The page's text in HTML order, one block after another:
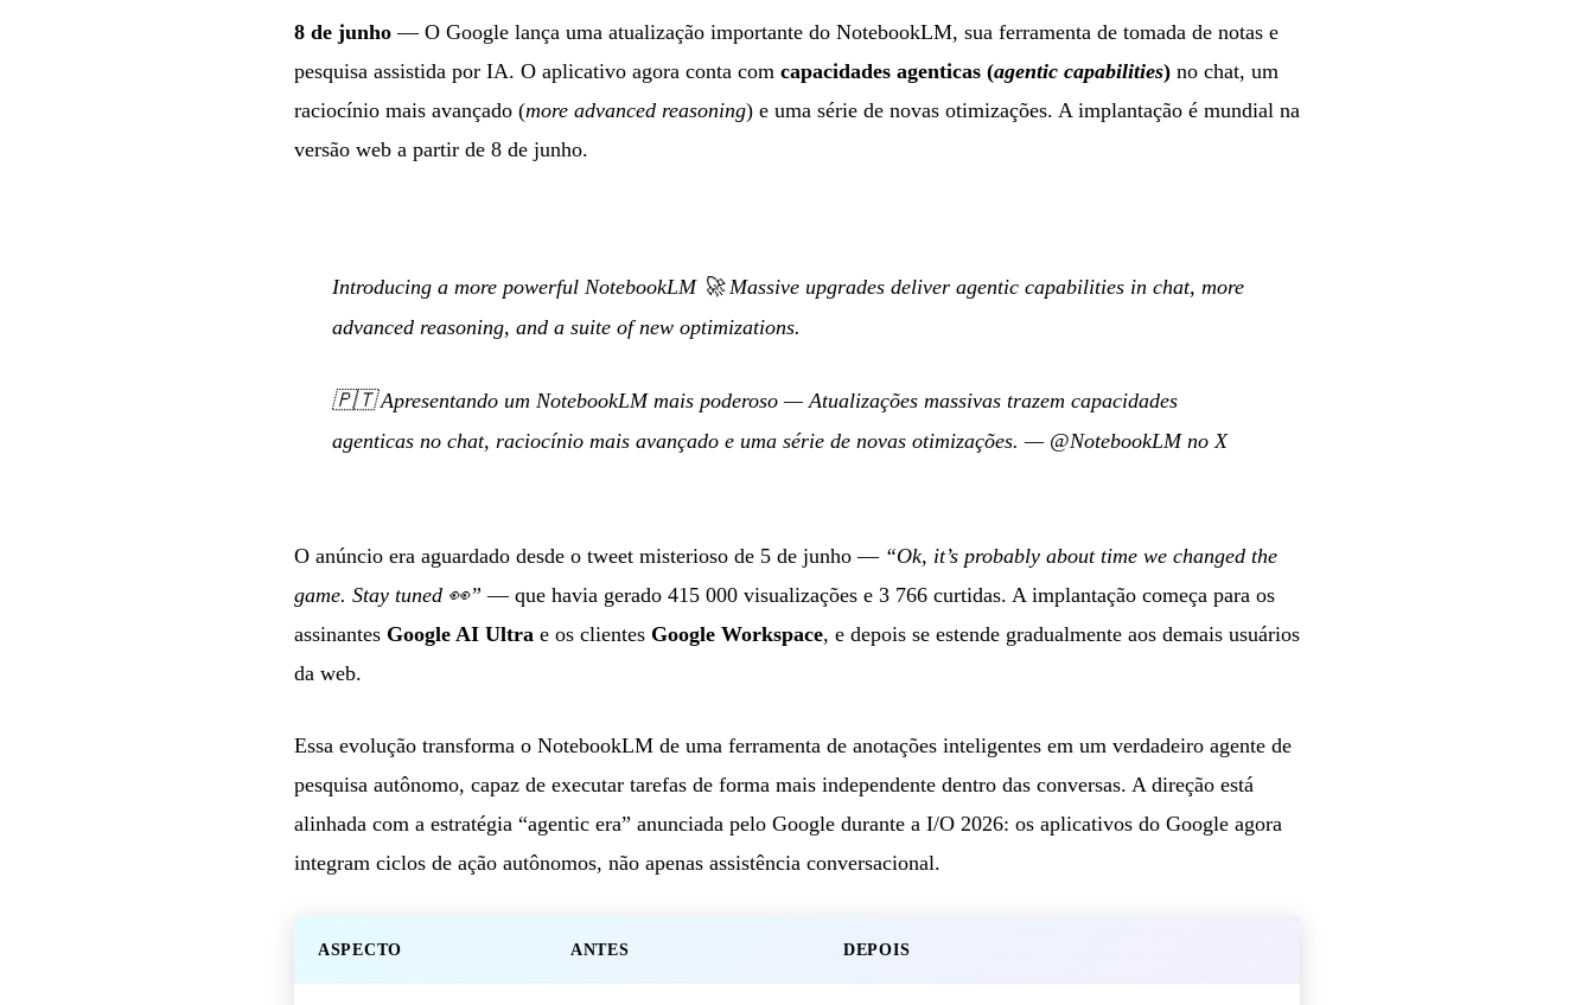
8 de junho — O Google lança uma atualização importante do NotebookLM, sua ferramenta de tomada de notas e
pesquisa assistida por IA. O aplicativo agora conta com capacidades agenticas (agentic capabilities) no chat, um
raciocínio mais avançado (more advanced reasoning) e uma série de novas otimizações. A implantação é mundial na
versão web a partir de 8 de junho.
Introducing a more powerful NotebookLM 🚀 Massive upgrades deliver agentic capabilities in chat, more
advanced reasoning, and a suite of new optimizations.
🇵🇹Apresentando um NotebookLM mais poderoso — Atualizações massivas trazem capacidades
agenticas no chat, raciocínio mais avançado e uma série de novas otimizações. — @NotebookLM no X
O anúncio era aguardado desde o tweet misterioso de 5 de junho — “Ok, it’s probably about time we changed the
game. Stay tuned 👀” — que havia gerado 415 000 visualizações e 3 766 curtidas. A implantação começa para os
assinantes Google AI Ultra e os clientes Google Workspace, e depois se estende gradualmente aos demais usuários
da web.
Essa evolução transforma o NotebookLM de uma ferramenta de anotações inteligentes em um verdadeiro agente de
pesquisa autônomo, capaz de executar tarefas de forma mais independente dentro das conversas. A direção está
alinhada com a estratégia “agentic era” anunciada pelo Google durante a I/O 2026: os aplicativos do Google agora
integram ciclos de ação autônomos, não apenas assistência conversacional.
ASPECTO ANTES DEPOIS